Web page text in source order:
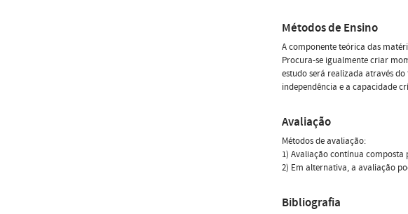
Métodos de Ensino
A componente teórica das
Procura-se igualmente criar
estudo será realizada através
independência e a capacidade
Avaliação
Métodos de avaliação:
1) Avaliação contínua composta
2) Em alternativa, a avaliação
Bibliografia